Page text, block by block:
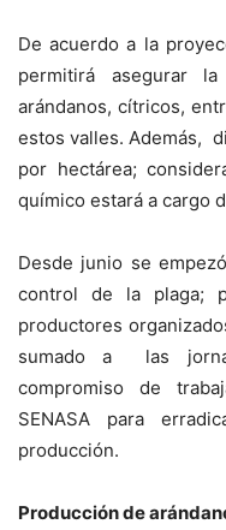
De acuerdo a la
permitirá asegurar
arándanos, cítricos,
estos valles. Además,
por hectárea;
químico estará a cargo
Desde junio se
control de la plaga;
productores
sumado a las
compromiso de
SENASA para
producción.
Producción de